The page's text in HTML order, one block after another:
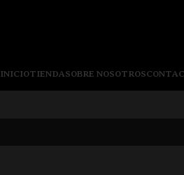
INICIOTIENDASOBRE NOSOTROS